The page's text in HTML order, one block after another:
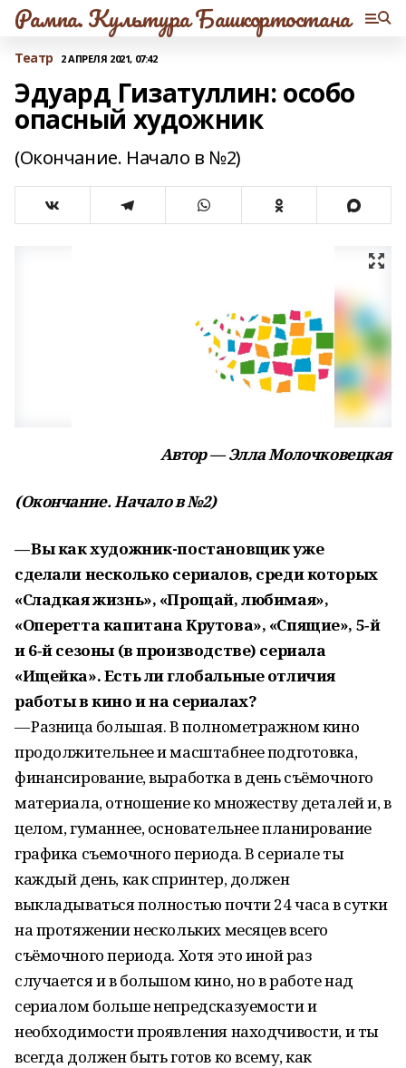
Рампа. Культура Башкортостана
Театр 2 АПРЕЛЯ 2021, 07:42
Эдуард Гизатуллин: особо
опасный художник
(Окончание. Начало в №2)
Автор — Элла Молочковецкая
(Окончание. Начало в №2)
— Вы как художник-постановщик уже
сделали несколько сериалов, среди которых
«Сладкая жизнь», «Прощай, любимая»,
«Оперетта капитана Крутова», «Спящие», 5‑й
и 6‑й сезоны (в производстве) сериала
«Ищейка». Есть ли глобальные отличия
работы в кино и на сериалах?
— Разница большая. В полнометражном кино
продолжительнее и масштабнее подготовка,
финансирование, выработка в день съёмочного
материала, отношение ко множеству деталей и, в
целом, гуманнее, основательнее планирование
графика съемочного периода. В сериале ты
каждый день, как спринтер, должен
выкладываться полностью почти 24 часа в сутки
на протяжении нескольких месяцев всего
съёмочного периода. Хотя это иной раз
случается и в большом кино, но в работе над
сериалом больше непредсказуемости и
необходимости проявления находчивости, и ты
всегда должен быть готов ко всему, как